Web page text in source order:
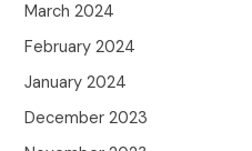
March 2024
February 2024
January 2024
December 2023